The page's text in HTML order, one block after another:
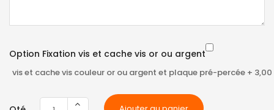
Option Fixation vis et cache vis or ou argent
vis et cache vis couleur or ou argent et plaque pré-percée +